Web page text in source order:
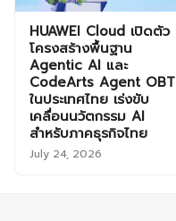
HUAWEI Cloud เปิดตัว
โครงสร้างพื้นฐาน
Agentic AI และ
CodeArts Agent OBT
ในประเทศไทย เร่งขับ
เคลื่อนนวัตกรรม AI
สำหรับภาคธุรกิจไทย
July 24, 2026